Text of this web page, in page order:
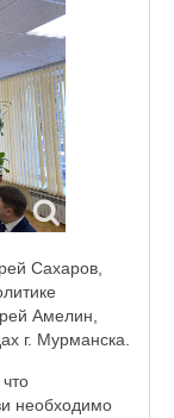
Сахаров,
Амелин,
г. Мурманска.
необходимо